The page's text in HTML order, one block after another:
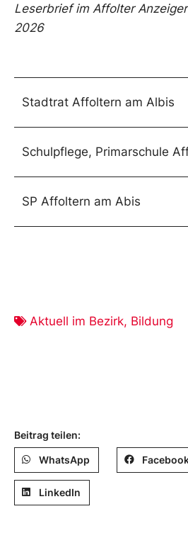
Leserbrief im Affolter
2026
Stadtrat Affoltern am Albis
Schulpflege, Primarschule
SP Affoltern am Abis
Aktuell im Bezirk, Bildung
Beitrag teilen:
WhatsApp
LinkedIn